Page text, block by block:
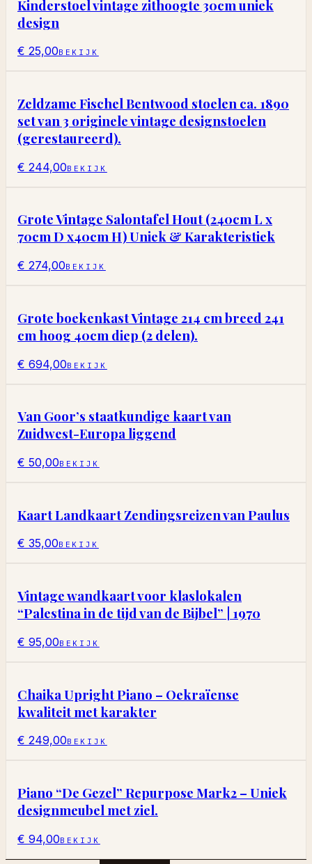
Kinderstoel vintage zithoogte 30cm uniek
design
€ 25,00BEKIJK
Zeldzame Fischel Bentwood stoelen ca. 1890
set van 3 originele vintage designstoelen
(gerestaureerd).
€ 244,00BEKIJK
Grote Vintage Salontafel Hout (240cm L x
70cm D x40cm H) Uniek & Karakteristiek
€ 274,00BEKIJK
Grote boekenkast Vintage 214 cm breed 241
cm hoog 40cm diep (2 delen).
€ 694,00BEKIJK
Van Goor’s staatkundige kaart van
Zuidwest-Europa liggend
€ 50,00BEKIJK
Kaart Landkaart Zendingsreizen van Paulus
€ 35,00BEKIJK
Vintage wandkaart voor klaslokalen
“Palestina in de tijd van de Bijbel” | 1970
€ 95,00BEKIJK
Chaika Upright Piano – Oekraïense
kwaliteit met karakter
€ 249,00BEKIJK
Piano “De Gezel” Repurpose Mark2 – Uniek
designmeubel met ziel.
€ 94,00BEKIJK